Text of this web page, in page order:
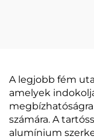
utazásra, bőrből
A legjobb fém
amelyek
számára. A
alumínium